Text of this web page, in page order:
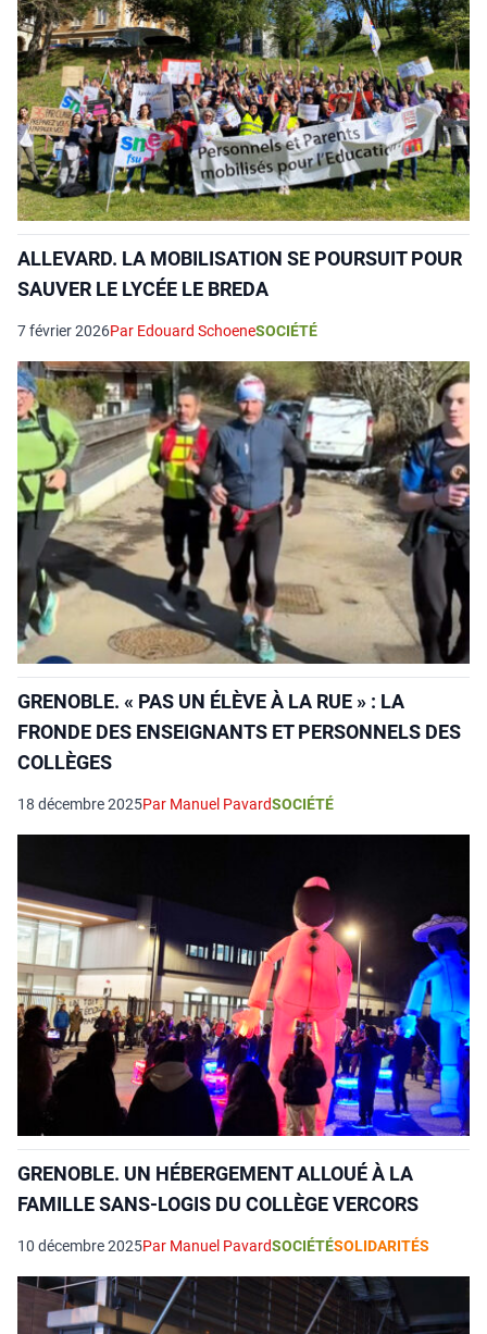
ALLEVARD. LA MOBILISATION SE POURSUIT POUR
SAUVER LE LYCÉE LE BREDA
7 février 2026Par Edouard SchoeneSOCIÉTÉ
GRENOBLE. « PAS UN ÉLÈVE À LA RUE » : LA
FRONDE DES ENSEIGNANTS ET PERSONNELS DES
COLLÈGES
18 décembre 2025Par Manuel PavardSOCIÉTÉ
GRENOBLE. UN HÉBERGEMENT ALLOUÉ À LA
FAMILLE SANS-LOGIS DU COLLÈGE VERCORS
10 décembre 2025Par Manuel PavardSOCIÉTÉSOLIDARITÉS